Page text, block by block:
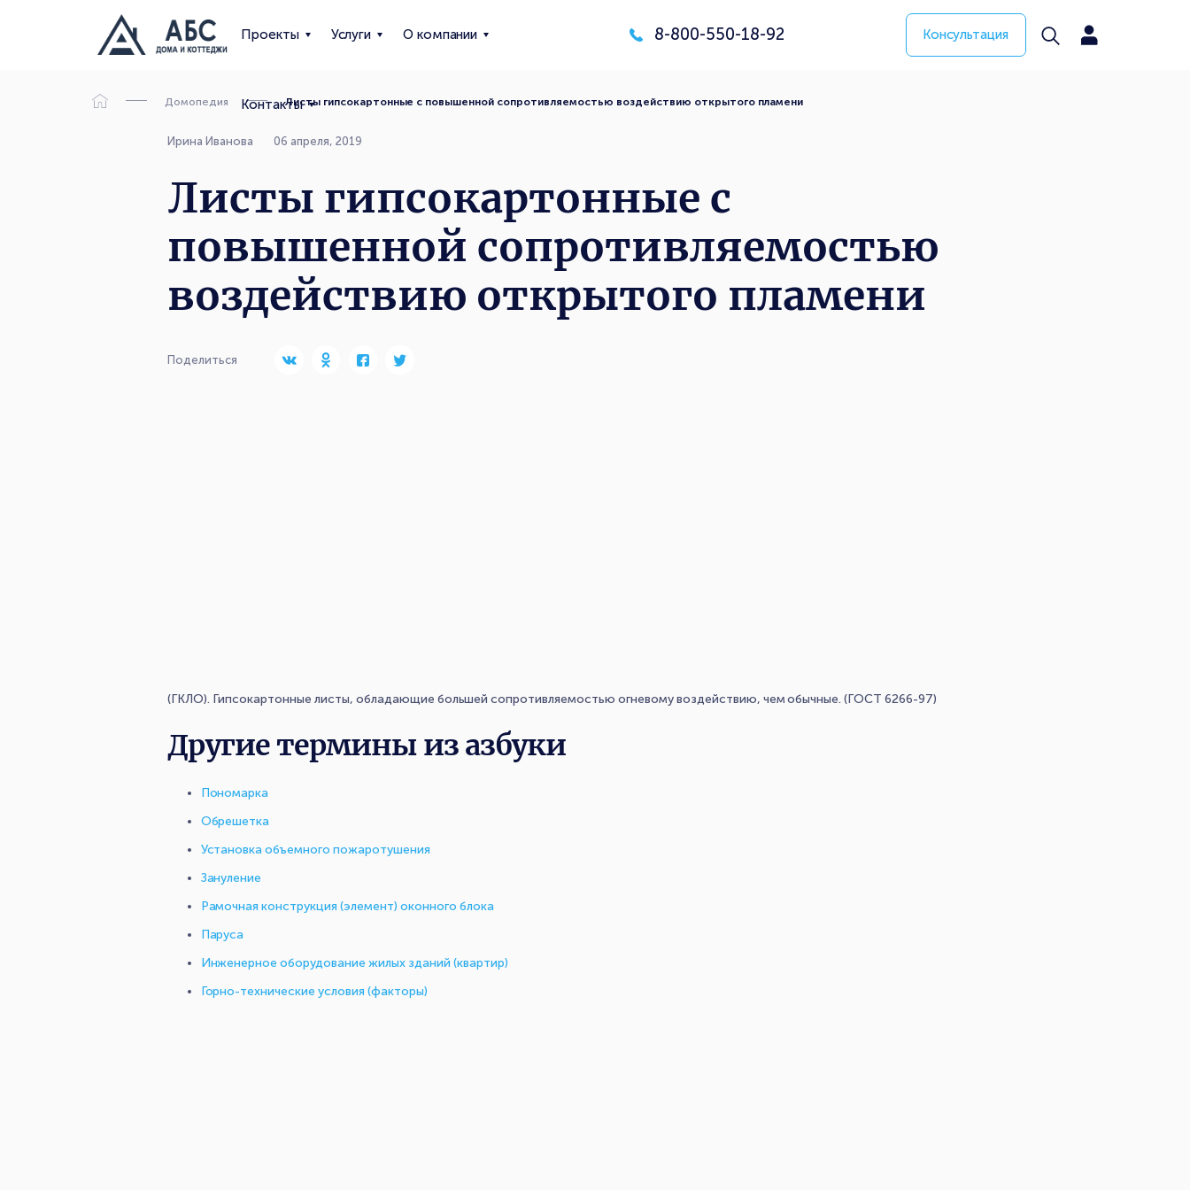
Проекты Услуги О компании
Контакты
8-800-550-18-92 Консультация
Домопедия Листы гипсокартонные с повышенной сопротивляемостью воздействию открытого пламени
Ирина Иванова 06 апреля, 2019
Листы гипсокартонные с
повышенной сопротивляемостью
воздействию открытого пламени
Поделиться
(ГКЛО). Гипсокартонные листы, обладающие большей сопротивляемостью огневому воздействию, чем обычные. (ГОСТ 6266-97)
Другие термины из азбуки
Пономарка
Обрешетка
Установка объемного пожаротушения
Зануление
Рамочная конструкция (элемент) оконного блока
Паруса
Инженерное оборудование жилых зданий (квартир)
Горно-технические условия (факторы)